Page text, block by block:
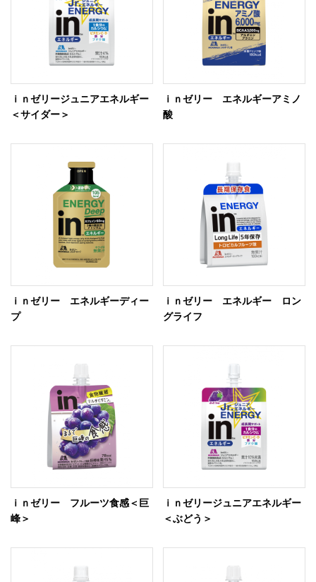
ｉｎゼリージュニアエネルギー
＜サイダー＞
ｉｎゼリー エネルギーアミノ
酸
ｉｎゼリー エネルギーディー
プ
ｉｎゼリー エネルギー ロン
グライフ
ｉｎゼリー フルーツ食感＜巨
峰＞
ｉｎゼリージュニアエネルギー
＜ぶどう＞